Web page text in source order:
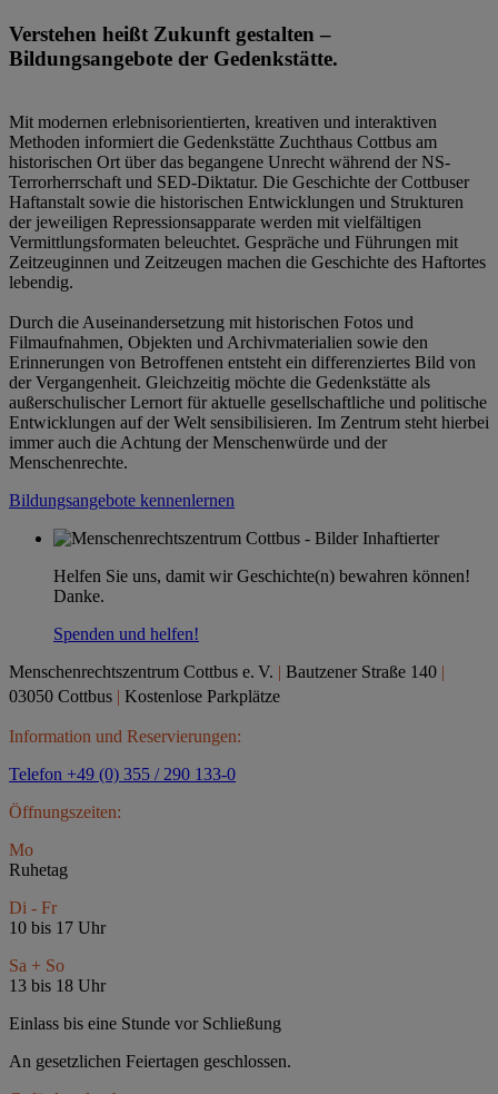
Verstehen heißt Zukunft gestalten –
Bildungsangebote der Gedenkstätte.
Mit modernen erlebnisorientierten, kreativen und interaktiven
Methoden informiert die Gedenkstätte Zuchthaus Cottbus am
historischen Ort über das begangene Unrecht während der NS-
Terrorherrschaft und SED-Diktatur. Die Geschichte der Cottbuser
Haftanstalt sowie die historischen Entwicklungen und Strukturen
der jeweiligen Repressionsapparate werden mit vielfältigen
Vermittlungsformaten beleuchtet. Gespräche und Führungen mit
Zeitzeuginnen und Zeitzeugen machen die Geschichte des Haftortes
lebendig.
Durch die Auseinandersetzung mit historischen Fotos und
Filmaufnahmen, Objekten und Archivmaterialien sowie den
Erinnerungen von Betroffenen entsteht ein differenziertes Bild von
der Vergangenheit. Gleichzeitig möchte die Gedenkstätte als
außerschulischer Lernort für aktuelle gesellschaftliche und politische
Entwicklungen auf der Welt sensibilisieren. Im Zentrum steht hierbei
immer auch die Achtung der Menschenwürde und der
Menschenrechte.
Bildungsangebote kennenlernen
Helfen Sie uns, damit wir Geschichte(n) bewahren können!
Danke.
Spenden und helfen!
Menschenrechtszentrum Cottbus e. V. | Bautzener Straße 140 |
03050 Cottbus | Kostenlose Parkplätze
Information und Reservierungen:
Telefon +49 (0) 355 / 290 133-0
Öffnungszeiten:
Mo
Ruhetag
Di - Fr
10 bis 17 Uhr
Sa + So
13 bis 18 Uhr
Einlass bis eine Stunde vor Schließung
An gesetzlichen Feiertagen geschlossen.